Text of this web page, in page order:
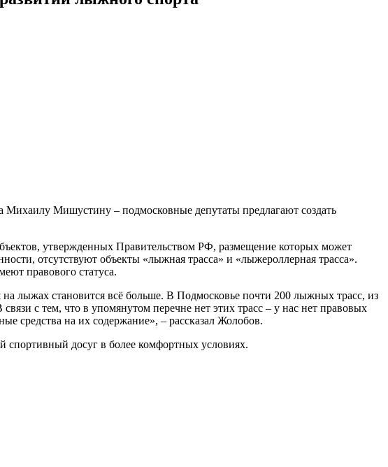
Михаилу Мишустину – подмосковные депутаты предлагают создать
утвержденных Правительством РФ, размещение которых может
отсутствуют объекты «лыжная трасса» и «лыжероллерная трасса».
правового статуса.
лыжах становится всё больше. В Подмосковье почти 200 лыжных трасс, из
с тем, что в упомянутом перечне нет этих трасс – у нас нет правовых
средства на их содержание», – рассказал Жолобов.
спортивный досуг в более комфортных условиях.